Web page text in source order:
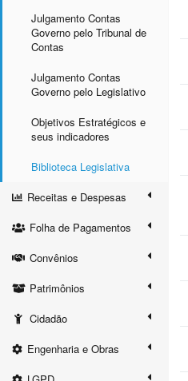
Julgamento Contas
Governo pelo Tribunal de
Contas
Julgamento Contas
Governo pelo Legislativo
Objetivos Estratégicos e
seus indicadores
Biblioteca Legislativa
Receitas e Despesas
Folha de Pagamentos
Convênios
Patrimônios
Cidadão
Engenharia e Obras